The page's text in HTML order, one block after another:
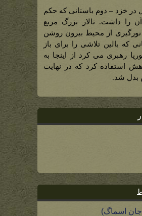
در خزد – دوم باستانی که حکم
آن را داشت. تالار بزرگ مربع
از محیط بیرون روشن
که بالین تلاشی را برای باز
رهبری می کرد از اینجا به
استفاده کرد که در نهایت
بدل شد.
جان اسماگ)